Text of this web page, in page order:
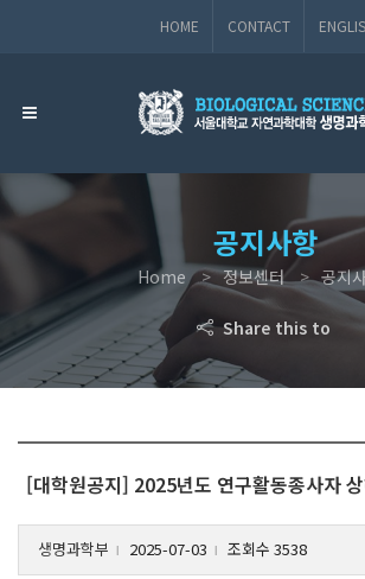
HOME CONTACT
공지사항
Home 정보센터 공지
Share this to
[대학원공지] 2025년도 연구활동종사자
생명과학부 l 2025-07-03 l 조회수 3538